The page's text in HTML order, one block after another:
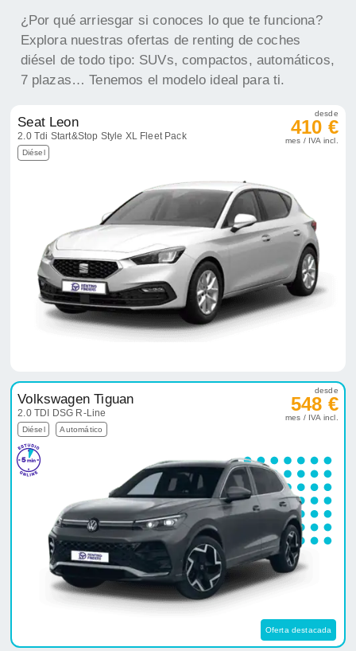
¿Por qué arriesgar si conoces lo que te funciona?
Explora nuestras ofertas de renting de coches
diésel de todo tipo: SUVs, compactos, automáticos,
7 plazas… Tenemos el modelo ideal para ti.
Seat Leon
2.0 Tdi Start&Stop Style XL Fleet Pack
Diésel
desde
410 €
mes / IVA incl.
Volkswagen Tiguan
2.0 TDI DSG R-Line
Diésel Automático
desde
548 €
mes / IVA incl.
Oferta destacada